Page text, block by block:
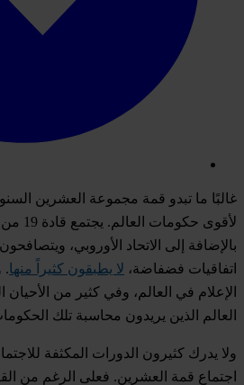
غالبًا ما تبدو قمة مجموعة العشرين
لأقوى
بالإضافة إلى الاتحاد الأوروبي،
اتفاقيات فضفاضة، لا يطبقون كثيراً منها .
الإعلام في العالم، وفي كثير من
العالم الذين يريدون محاسبة تلك
ولا يدرك كثيرون الدورات المكثفة
اجتماع قمة العشرين. فعلى الرغم من